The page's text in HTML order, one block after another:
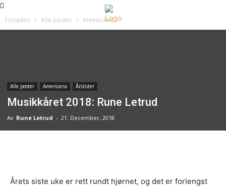
Forsiden Alle poster Americana
Alle poster Americana Årslister
Musikkåret 2018: Rune Letrud
Av Rune Letrud - 21. December, 2018
Årets siste uke er rett rundt hjørnet, og det er forlengst